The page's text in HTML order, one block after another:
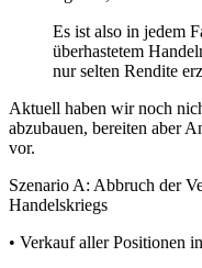
Es ist also in jedem
überhastetem
nur selten Rendite
Aktuell haben wir noch
abzubauen, bereiten aber
vor.
Szenario A: Abbruch der
Handelskriegs
• Verkauf aller Positionen